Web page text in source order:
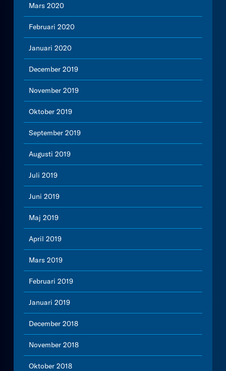
Mars 2020
Februari 2020
Januari 2020
December 2019
November 2019
Oktober 2019
September 2019
Augusti 2019
Juli 2019
Juni 2019
Maj 2019
April 2019
Mars 2019
Februari 2019
Januari 2019
December 2018
November 2018
Oktober 2018